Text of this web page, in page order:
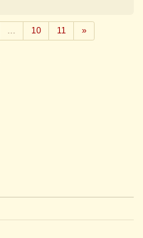
… 10 11 »Weiter